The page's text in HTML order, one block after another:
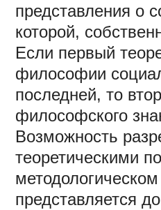
представления о
которой,
Если первый
философии
последней, то
философского
Возможность
теоретическими
представляется